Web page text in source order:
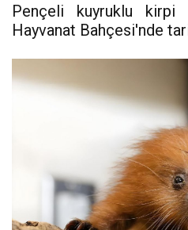
Pençeli kuyruklu kirpi
Hayvanat Bahçesi'nde